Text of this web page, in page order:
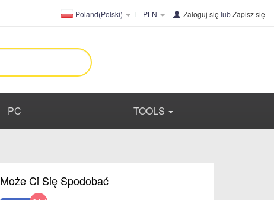
Poland(Polski) PLN Zaloguj się lubZapisz się
PC TOOLS
Może Ci Się Spodobać